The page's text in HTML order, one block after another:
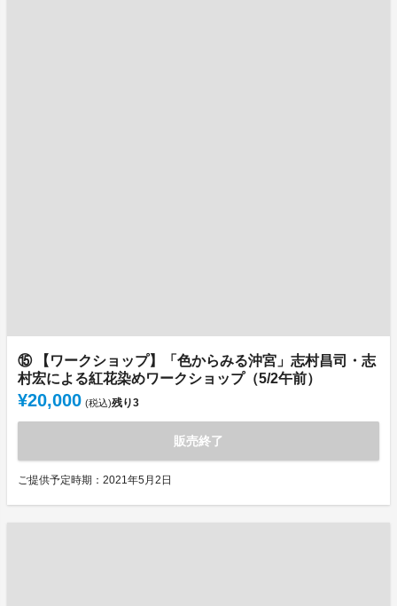
⑮ 【ワークショップ】「色からみる沖宮」志村昌司・志
村宏による紅花染めワークショップ（5/2午前）
¥20,000 (税込)残り3
販売終了
ご提供予定時期：2021年5月2日